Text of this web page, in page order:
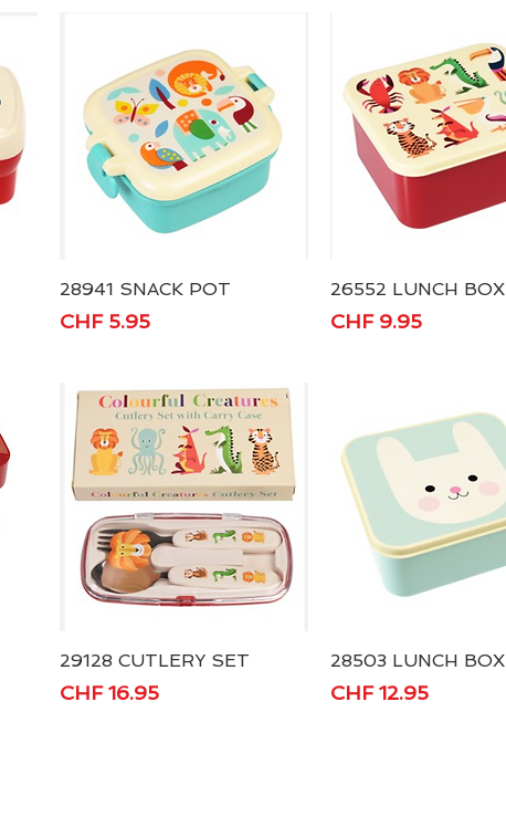
Schnellansicht
28941 SNACK POT
Preis
CHF 5.95
Schnellansicht
26552 LUNCH BOX
Preis
CHF 9.95
Schnellansicht
29128 CUTLERY SET
Preis
CHF 16.95
Schnellansicht
28503 LUNCH BOX
Preis
CHF 12.95